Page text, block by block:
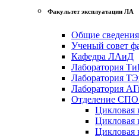
Факультет эксплуатации ЛА
Общие
Ученый совет
Кафедра ЛАиД
Лаборатория
Лаборатория
Лаборатория
Отделение
Цикловая